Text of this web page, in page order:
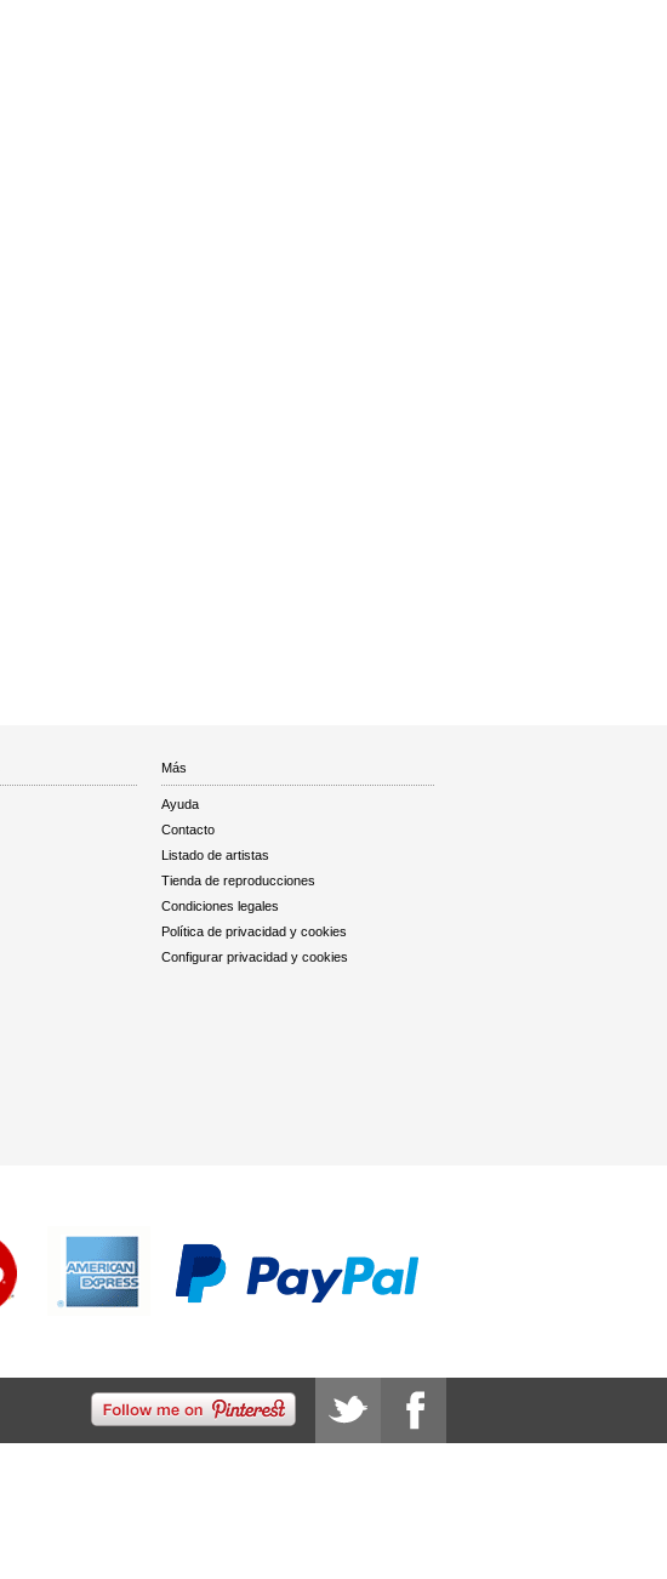
Más
Ayuda
Contacto
Listado de artistas
Tienda de reproducciones
Condiciones legales
Política de privacidad y cookies
Configurar privacidad y cookies